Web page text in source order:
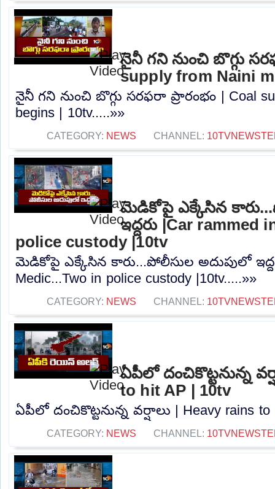
నైనీ గని నుంచి బొగ్గు
supply from Naini
నైనీ గని నుంచి బొగ్గు సరఫరా ప్రారంభం | Coal
begins | 10tv.....»»
CATEGORY: NEWS CHANNEL:
మెడికోపై ఎక్కేసిన
ఇద్దరు |Car rammed
police custody |10tv
మెడికోపై ఎక్కేసిన కారు...పోలీసుల అదుపులో
Medic...Two in police custody |10tv.....»»
CATEGORY: NEWS CHANNEL:
ఏపీలో దంచికొట్టనున్న
to hit AP | 10tv
ఏపీలో దంచికొట్టనున్న వర్షాలు | Heavy rains to
CATEGORY: NEWS CHANNEL: